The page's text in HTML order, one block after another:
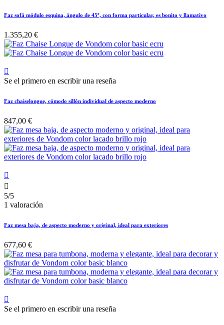
Faz sofá módulo esquina, ángulo de 45º, con forma particular, es bonito y llamativo
1.355,20 €

Se el primero en escribir una reseña
Faz chaiselongue, cómodo sillón individual de aspecto moderno
847,00 €


5/5
1 valoración
Faz mesa baja, de aspecto moderno y original, ideal para exteriores
677,60 €

Se el primero en escribir una reseña